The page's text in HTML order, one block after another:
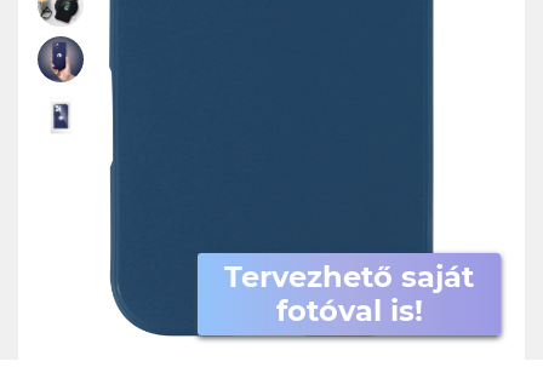
Tervezhető saját
fotóval is!